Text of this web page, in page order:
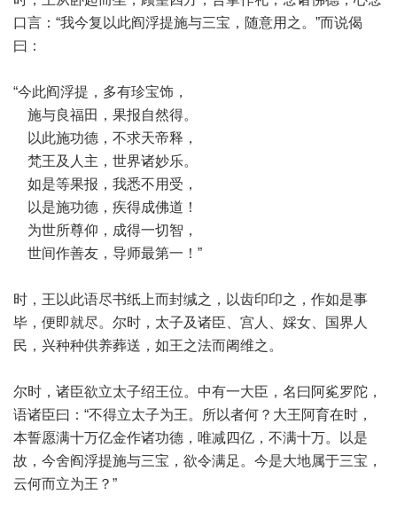
口言：“我今复以此阎浮提施与三宝，随意用之。”而说偈
曰：
“今此阎浮提，多有珍宝饰，
施与良福田，果报自然得。
以此施功德，不求天帝释，
梵王及人主，世界诸妙乐。
如是等果报，我悉不用受，
以是施功德，疾得成佛道！
为世所尊仰，成得一切智，
世间作善友，导师最第一！”
时，王以此语尽书纸上而封缄之，以齿印印之，作如是事
毕，便即就尽。尔时，太子及诸臣、宫人、婇女、国界人
民，兴种种供养葬送，如王之法而阇维之。
尔时，诸臣欲立太子绍王位。中有一大臣，名曰阿㝹罗陀，
语诸臣曰：“不得立太子为王。所以者何？大王阿育在时，
本誓愿满十万亿金作诸功德，唯减四亿，不满十万。以是
故，今舍阎浮提施与三宝，欲令满足。今是大地属于三宝，
云何而立为王？”